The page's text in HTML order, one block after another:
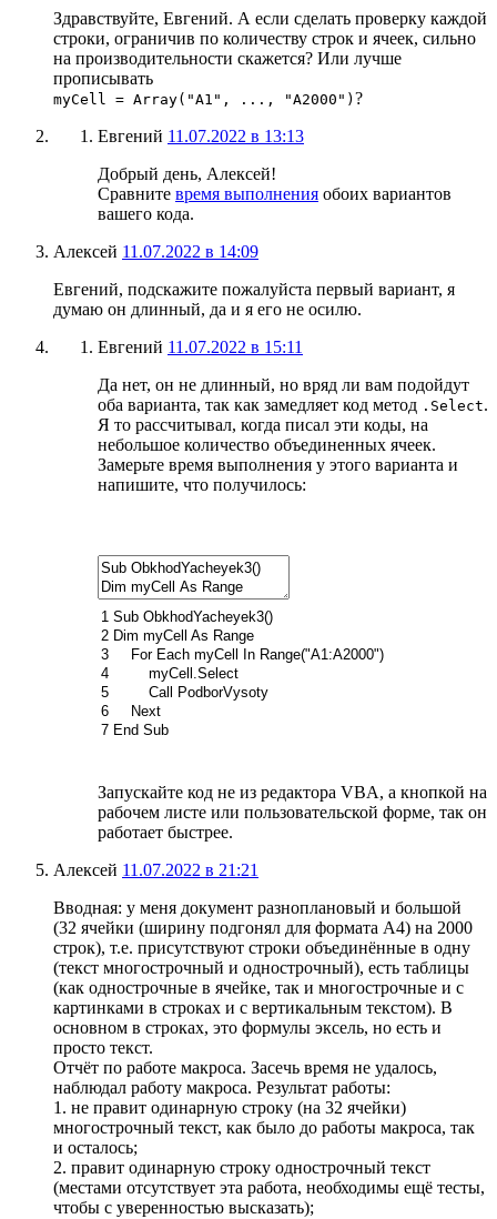
Здравствуйте, Евгений. А если сделать проверку каждой
строки, ограничив по количеству строк и ячеек, сильно
на производительности скажется? Или лучше
прописывать
myCell = Array("A1", ..., "A2000") ?
Евгений 11.07.2022 в 13:13
Добрый день, Алексей!
Сравните время выполнения обоих вариантов
вашего кода.
Алексей 11.07.2022 в 14:09
Евгений, подскажите пожалуйста первый вариант, я
думаю он длинный, да и я его не осилю.
Евгений 11.07.2022 в 15:11
Да нет, он не длинный, но вряд ли вам подойдут
оба варианта, так как замедляет код метод .Select.
Я то рассчитывал, когда писал эти коды, на
небольшое количество объединенных ячеек.
Замерьте время выполнения у этого варианта и
напишите, что получилось:
1
2
3
4
5
6
7
Sub ObkhodYacheyek3()
Dim myCell As Range
For Each myCell In Range("A1:A2000")
myCell .Select
Call
PodborVysoty
Next
End Sub
Запускайте код не из редактора VBA, а кнопкой на
рабочем листе или пользовательской форме, так он
работает быстрее.
Алексей 11.07.2022 в 21:21
Вводная: у меня документ разноплановый и большой
(32 ячейки (ширину подгонял для формата А4) на 2000
строк), т.е. присутствуют строки объединённые в одну
(текст многострочный и однострочный), есть таблицы
(как однострочные в ячейке, так и многострочные и с
картинками в строках и с вертикальным текстом). В
основном в строках, это формулы эксель, но есть и
просто текст.
Отчёт по работе макроса. Засечь время не удалось,
наблюдал работу макроса. Результат работы:
1. не правит одинарную строку (на 32 ячейки)
многострочный текст, как было до работы макроса, так
и осталось;
2. правит одинарную строку однострочный текст
(местами отсутствует эта работа, необходимы ещё тесты,
чтобы с уверенностью высказать);